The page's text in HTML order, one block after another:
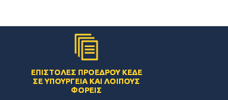
ΕΠΙΣΤΟΛΈΣ ΠΡΟΈΔΡΟΥ ΚΕΔΕ
ΣΕ ΥΠΟΥΡΓΕΊΑ ΚΑΙ ΛΟΙΠΟΎΣ
ΦΟΡΕΊΣ